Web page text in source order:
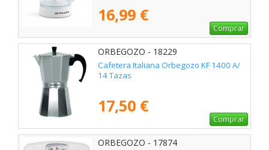
16,99 €
Comprar
ORBEGOZO - 18229
Cafetera Italiana Orbegozo KF 1400 A/
14 Tazas
17,50 €
Comprar
ORBEGOZO - 17874